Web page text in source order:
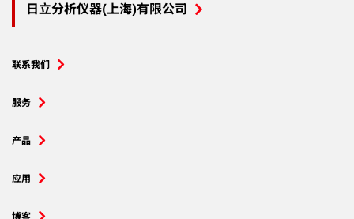
日立分析仪器(上海)有限公司
联系我们
服务
产品
应用
博客